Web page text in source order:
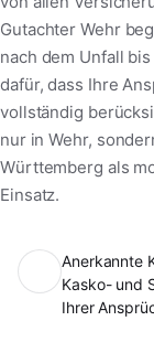
Gutachter Wehr
nach dem Unfall
dafür, dass Ihre
vollständig
nur in Wehr,
Württemberg als
Einsatz.
Anerkannte
Kasko- und
Ihrer